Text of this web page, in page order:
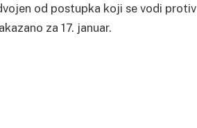
od postupka koji se vodi protiv
za 17. januar.